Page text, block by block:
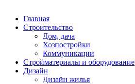
Главная
Строительство
Дом, дача
Хозпостройки
Коммуникации
Стройматериалы и оборудование
Дизайн
Дизайн жилья